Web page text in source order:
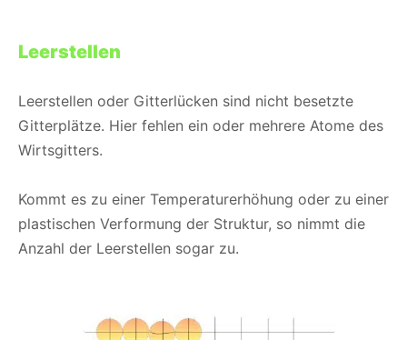
Leerstellen
Leerstellen oder Gitterlücken sind nicht besetzte
Gitterplätze. Hier fehlen ein oder mehrere Atome des
Wirtsgitters.
Kommt es zu einer Temperaturerhöhung oder zu einer
plastischen Verformung der Struktur, so nimmt die
Anzahl der Leerstellen sogar zu.